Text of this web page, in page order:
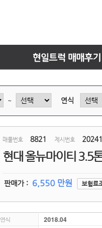
~ 연식
매물번호 8821 제시번호
현대 올뉴마이티 3.5
판매가 : 6,550 만원 보험료
연식 2018.04